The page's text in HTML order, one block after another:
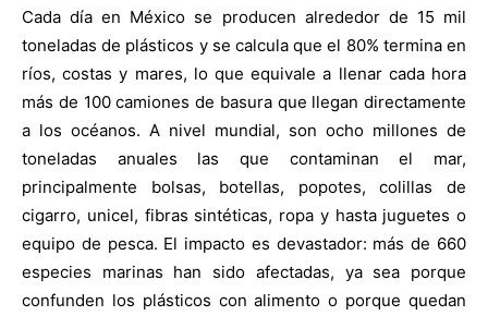
Cada día en México se producen alrededor de 15 mil
toneladas de plásticos y se calcula que el 80% termina en
ríos, costas y mares, lo que equivale a llenar cada hora
más de 100 camiones de basura que llegan directamente
a los océanos. A nivel mundial, son ocho millones de
toneladas anuales las que contaminan el mar,
principalmente bolsas, botellas, popotes, colillas de
cigarro, unicel, fibras sintéticas, ropa y hasta juguetes o
equipo de pesca. El impacto es devastador: más de 660
especies marinas han sido afectadas, ya sea porque
confunden los plásticos con alimento o porque quedan